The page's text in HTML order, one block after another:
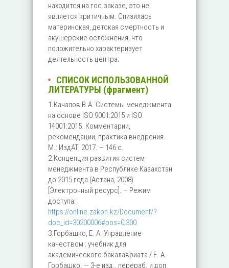
находится на гос.заказе, это не
является критичным. Снизилась
материнская, детская смертность и
акушерские осложнения, что
положительно характеризует
деятельность центра;
СПИСОК ИСПОЛЬЗОВАННОЙ
ЛИТЕРАТУРЫ (фрагмент)
1.Качалов В.А. Системы менеджмента
на основе ISO 9001:2015 и ISO
14001:2015. Комментарии,
рекомендации, практика внедрения.
М.: ИздАТ, 2017. – 146 с.
2.Концепция развития систем
менеджмента в Республике Казахстан
до 2015 года (Астана, 2008)
[Электронный ресурс]. – Режим
доступа:
https://online.zakon.kz/Document/?
doc_id=30200006#pos=0;300
3.Горбашко, Е. А. Управление
качеством : учебник для
академического бакалавриата / Е. А.
Горбашко. — 3-е изд., перераб. и доп.